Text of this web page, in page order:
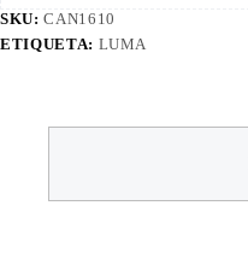
SKU:CAN1610
ETIQUETA: LUMA